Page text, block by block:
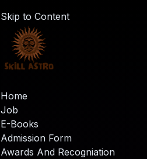
Skip to Content
Home
Job
E-Books
Admission Form
Awards And Recogniation